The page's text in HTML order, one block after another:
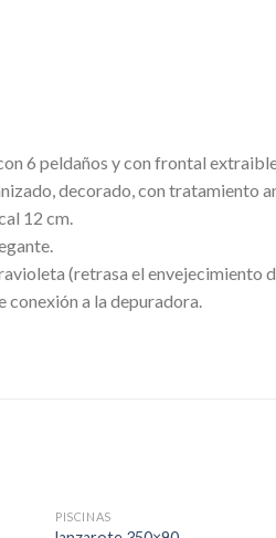
6 peldaños y con frontal
decorado, con tratamiento
12 cm.
(retrasa el envejecimiento
conexión a la depuradora.
PISCINAS